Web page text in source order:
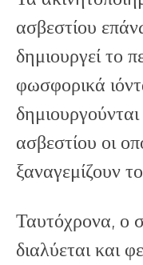
ασβεστίου
δημιουργεί το
φωσφορικά
ασβεστίου οι
ξαναγεμίζουν
Ταυτόχρονα, ο
διαλύεται και